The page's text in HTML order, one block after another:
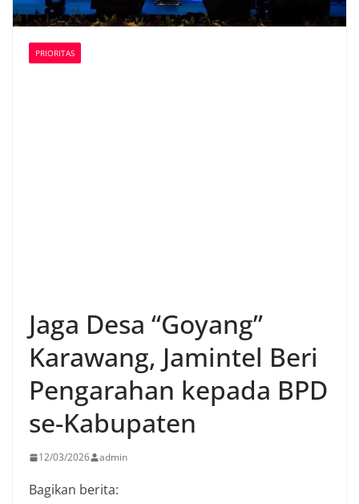
PRIORITAS
Jaga Desa “Goyang”
Karawang, Jamintel Beri
Pengarahan kepada BPD
se-Kabupaten
12/03/2026 admin
Bagikan berita: